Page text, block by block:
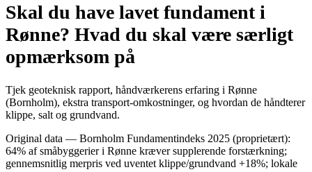
Skal du have lavet fundament i
Rønne? Hvad du skal være særligt
opmærksom på
Tjek geoteknisk rapport, håndværkerens erfaring i Rønne
(Bornholm), ekstra transport‑omkostninger, og hvordan de håndterer
klippe, salt og grundvand.
Original data — Bornholm Fundamentindeks 2025 (proprietært):
64% af småbyggerier i Rønne kræver supplerende forstærkning;
gennemsnitlig merpris ved uventet klippe/grundvand +18%; lokale